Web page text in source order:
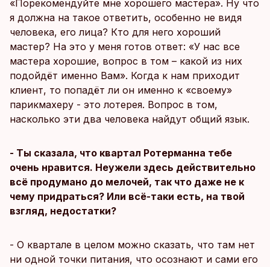
«Порекомендуйте мне хорошего мастера». Ну что
я должна на такое ответить, особенно не видя
человека, его лица? Кто для него хороший
мастер? На это у меня готов ответ: «У нас все
мастера хорошие, вопрос в том – какой из них
подойдёт именно Вам». Когда к нам приходит
клиент, то попадёт ли он именно к «своему»
парикмахеру - это лотерея. Вопрос в том,
насколько эти два человека найдут общий язык.
- Ты сказала, что квартал Ротерманна тебе
очень нравится. Неужели здесь действительно
всё продумано до мелочей, так что даже не к
чему придраться? Или всё-таки есть, на твой
взгляд, недостатки?
- О квартале в целом можно сказать, что там нет
ни одной точки питания, что осознают и сами его